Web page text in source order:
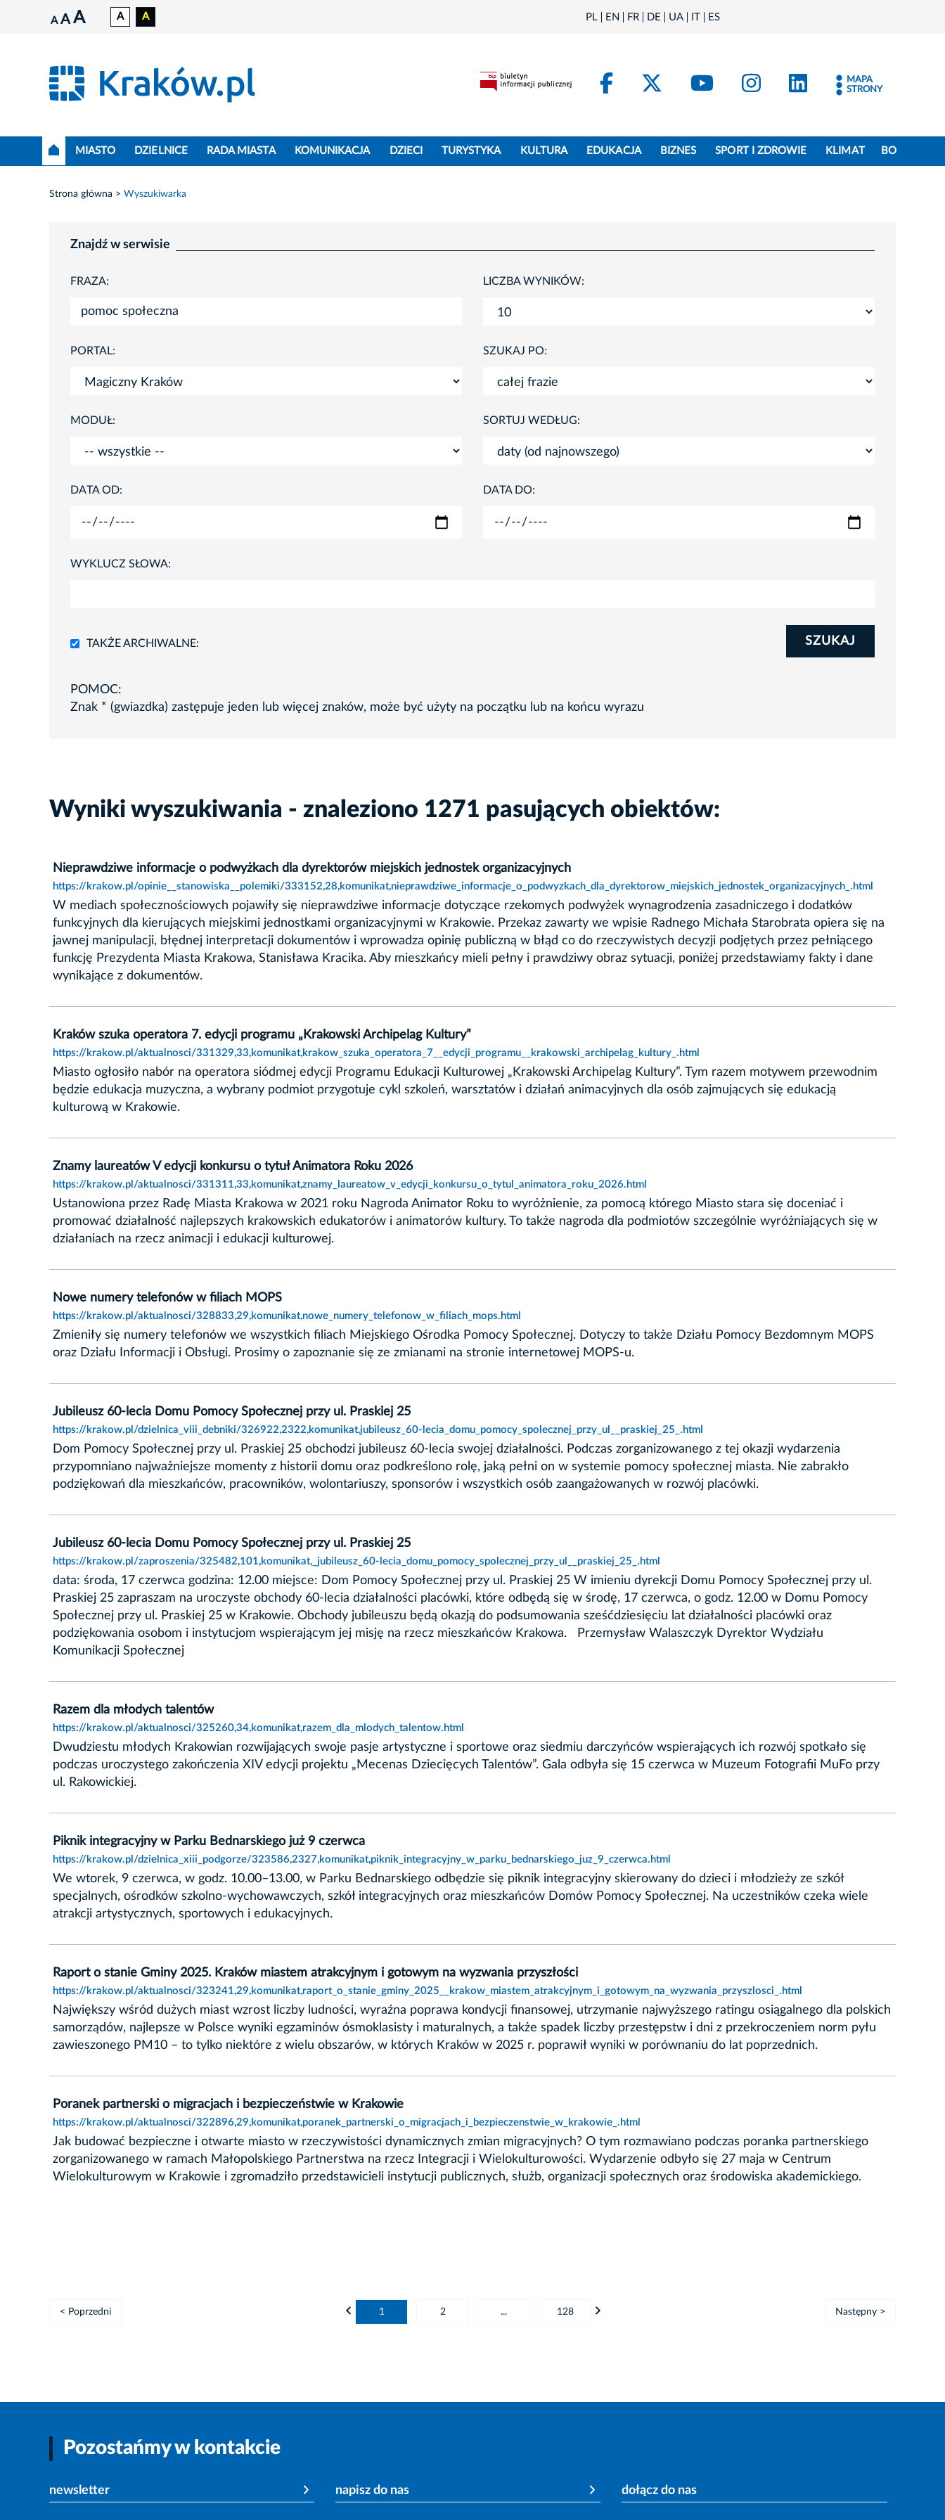
A A A A A PL EN FR DE UA IT ES
FacebookKraków - X
Kraków - YouTube
Kraków - Instagram
Kraków -
MAPA
STRONY
MIASTO DZIELNICE RADA MIASTA KOMUNIKACJA DZIECI TURYSTYKA KULTURA EDUKACJA BIZNES SPORT I ZDROWIE KLIMAT BO
Strona główna Wyszukiwarka
Znajdź w serwisie
FRAZA: LICZBA WYNIKÓW:
PORTAL: SZUKAJ PO:
MODUŁ: SORTUJ WEDŁUG:
DATA OD: DATA DO:
WYKLUCZ SŁOWA:
TAKŻE ARCHIWALNE: SZUKAJ
POMOC:
Znak * (gwiazdka) zastępuje jeden lub więcej znaków, może być użyty na początku lub na końcu wyrazu
Wyniki wyszukiwania - znaleziono 1271 pasujących obiektów:
Nieprawdziwe informacje o podwyżkach dla dyrektorów miejskich jednostek organizacyjnych
https://krakow.pl/opinie__stanowiska__polemiki/333152,28,komunikat,nieprawdziwe_informacje_o_podwyzkach_dla_dyrektorow_miejskich_jednostek_organizacyjnych_.html
W mediach społecznościowych pojawiły się nieprawdziwe informacje dotyczące rzekomych podwyżek wynagrodzenia zasadniczego i dodatków
funkcyjnych dla kierujących miejskimi jednostkami organizacyjnymi w Krakowie. Przekaz zawarty we wpisie Radnego Michała Starobrata opiera się na
jawnej manipulacji, błędnej interpretacji dokumentów i wprowadza opinię publiczną w błąd co do rzeczywistych decyzji podjętych przez pełniącego
funkcję Prezydenta Miasta Krakowa, Stanisława Kracika. Aby mieszkańcy mieli pełny i prawdziwy obraz sytuacji, poniżej przedstawiamy fakty i dane
wynikające z dokumentów.
Kraków szuka operatora 7. edycji programu „Krakowski Archipelag Kultury”
https://krakow.pl/aktualnosci/331329,33,komunikat,krakow_szuka_operatora_7__edycji_programu__krakowski_archipelag_kultury_.html
Miasto ogłosiło nabór na operatora siódmej edycji Programu Edukacji Kulturowej „Krakowski Archipelag Kultury”. Tym razem motywem przewodnim
będzie edukacja muzyczna, a wybrany podmiot przygotuje cykl szkoleń, warsztatów i działań animacyjnych dla osób zajmujących się edukacją
kulturową w Krakowie.
Znamy laureatów V edycji konkursu o tytuł Animatora Roku 2026
https://krakow.pl/aktualnosci/331311,33,komunikat,znamy_laureatow_v_edycji_konkursu_o_tytul_animatora_roku_2026.html
Ustanowiona przez Radę Miasta Krakowa w 2021 roku Nagroda Animator Roku to wyróżnienie, za pomocą którego Miasto stara się doceniać i
promować działalność najlepszych krakowskich edukatorów i animatorów kultury. To także nagroda dla podmiotów szczególnie wyróżniających się w
działaniach na rzecz animacji i edukacji kulturowej.
Nowe numery telefonów w filiach MOPS
https://krakow.pl/aktualnosci/328833,29,komunikat,nowe_numery_telefonow_w_filiach_mops.html
Zmieniły się numery telefonów we wszystkich filiach Miejskiego Ośrodka Pomocy Społecznej. Dotyczy to także Działu Pomocy Bezdomnym MOPS
oraz Działu Informacji i Obsługi. Prosimy o zapoznanie się ze zmianami na stronie internetowej MOPS-u.
Jubileusz 60-lecia Domu Pomocy Społecznej przy ul. Praskiej 25
https://krakow.pl/dzielnica_viii_debniki/326922,2322,komunikat,jubileusz_60-lecia_domu_pomocy_spolecznej_przy_ul__praskiej_25_.html
Dom Pomocy Społecznej przy ul. Praskiej 25 obchodzi jubileusz 60-lecia swojej działalności. Podczas zorganizowanego z tej okazji wydarzenia
przypomniano najważniejsze momenty z historii domu oraz podkreślono rolę, jaką pełni on w systemie pomocy społecznej miasta. Nie zabrakło
podziękowań dla mieszkańców, pracowników, wolontariuszy, sponsorów i wszystkich osób zaangażowanych w rozwój placówki.
Jubileusz 60-lecia Domu Pomocy Społecznej przy ul. Praskiej 25
https://krakow.pl/zaproszenia/325482,101,komunikat,_jubileusz_60-lecia_domu_pomocy_spolecznej_przy_ul__praskiej_25_.html
data: środa, 17 czerwca godzina: 12.00 miejsce: Dom Pomocy Społecznej przy ul. Praskiej 25 W imieniu dyrekcji Domu Pomocy Społecznej przy ul.
Praskiej 25 zapraszam na uroczyste obchody 60-lecia działalności placówki, które odbędą się w środę, 17 czerwca, o godz. 12.00 w Domu Pomocy
Społecznej przy ul. Praskiej 25 w Krakowie. Obchody jubileuszu będą okazją do podsumowania sześćdziesięciu lat działalności placówki oraz
podziękowania osobom i instytucjom wspierającym jej misję na rzecz mieszkańców Krakowa. Przemysław Walaszczyk Dyrektor Wydziału
Komunikacji Społecznej
Razem dla młodych talentów
https://krakow.pl/aktualnosci/325260,34,komunikat,razem_dla_mlodych_talentow.html
Dwudziestu młodych Krakowian rozwijających swoje pasje artystyczne i sportowe oraz siedmiu darczyńców wspierających ich rozwój spotkało się
podczas uroczystego zakończenia XIV edycji projektu „Mecenas Dziecięcych Talentów”. Gala odbyła się 15 czerwca w Muzeum Fotografii MuFo przy
ul. Rakowickiej.
Piknik integracyjny w Parku Bednarskiego już 9 czerwca
https://krakow.pl/dzielnica_xiii_podgorze/323586,2327,komunikat,piknik_integracyjny_w_parku_bednarskiego_juz_9_czerwca.html
We wtorek, 9 czerwca, w godz. 10.00–13.00, w Parku Bednarskiego odbędzie się piknik integracyjny skierowany do dzieci i młodzieży ze szkół
specjalnych, ośrodków szkolno-wychowawczych, szkół integracyjnych oraz mieszkańców Domów Pomocy Społecznej. Na uczestników czeka wiele
atrakcji artystycznych, sportowych i edukacyjnych.
Raport o stanie Gminy 2025. Kraków miastem atrakcyjnym i gotowym na wyzwania przyszłości
https://krakow.pl/aktualnosci/323241,29,komunikat,raport_o_stanie_gminy_2025__krakow_miastem_atrakcyjnym_i_gotowym_na_wyzwania_przyszlosci_.html
Największy wśród dużych miast wzrost liczby ludności, wyraźna poprawa kondycji finansowej, utrzymanie najwyższego ratingu osiągalnego dla polskich
samorządów, najlepsze w Polsce wyniki egzaminów ósmoklasisty i maturalnych, a także spadek liczby przestępstw i dni z przekroczeniem norm pyłu
zawieszonego PM10 – to tylko niektóre z wielu obszarów, w których Kraków w 2025 r. poprawił wyniki w porównaniu do lat poprzednich.
Poranek partnerski o migracjach i bezpieczeństwie w Krakowie
https://krakow.pl/aktualnosci/322896,29,komunikat,poranek_partnerski_o_migracjach_i_bezpieczenstwie_w_krakowie_.html
Jak budować bezpieczne i otwarte miasto w rzeczywistości dynamicznych zmian migracyjnych? O tym rozmawiano podczas poranka partnerskiego
zorganizowanego w ramach Małopolskiego Partnerstwa na rzecz Integracji i Wielokulturowości. Wydarzenie odbyło się 27 maja w Centrum
Wielokulturowym w Krakowie i zgromadziło przedstawicieli instytucji publicznych, służb, organizacji społecznych oraz środowiska akademickiego.
< Poprzedni 1 2 ... 128 Następny >
Pozostańmy w kontakcie
newsletter napisz do nas dołącz do nas